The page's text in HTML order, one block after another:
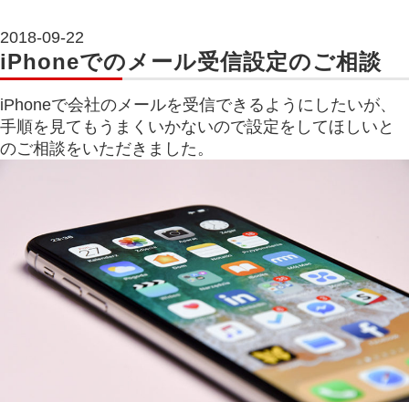
2018-09-22
iPhoneでのメール受信設定のご相談
iPhoneで会社のメールを受信できるようにしたいが、
手順を見てもうまくいかないので設定をしてほしいと
のご相談をいただきました。